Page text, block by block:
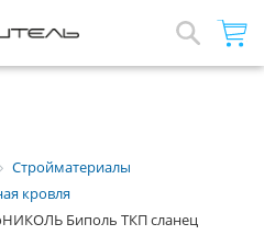
Стройматериалы
кровля
Биполь ТКП сланец